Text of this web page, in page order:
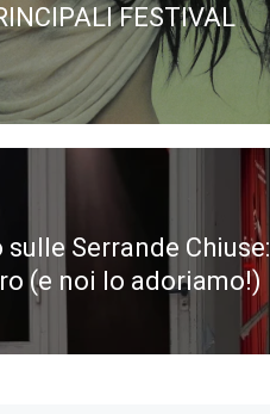
FESTIVAL
Serrande Chiuse:
(e noi lo adoriamo!)